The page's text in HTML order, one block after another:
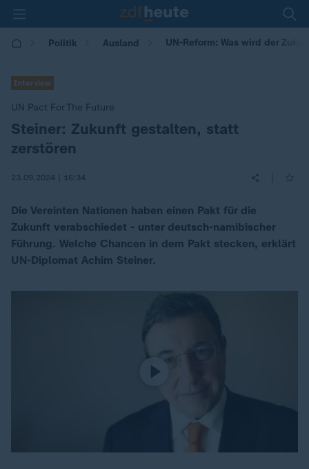
Politik Ausland UN-Reform: Was wird der
Interview
UN Pact For The Future
:
Steiner: Zukunft gestalten, statt
zerstören
23.09.2024 | 16:34
Die Vereinten Nationen haben einen Pakt für die
Zukunft verabschiedet - unter deutsch-namibischer
Führung. Welche Chancen in dem Pakt stecken, erklärt
UN-Diplomat Achim Steiner.